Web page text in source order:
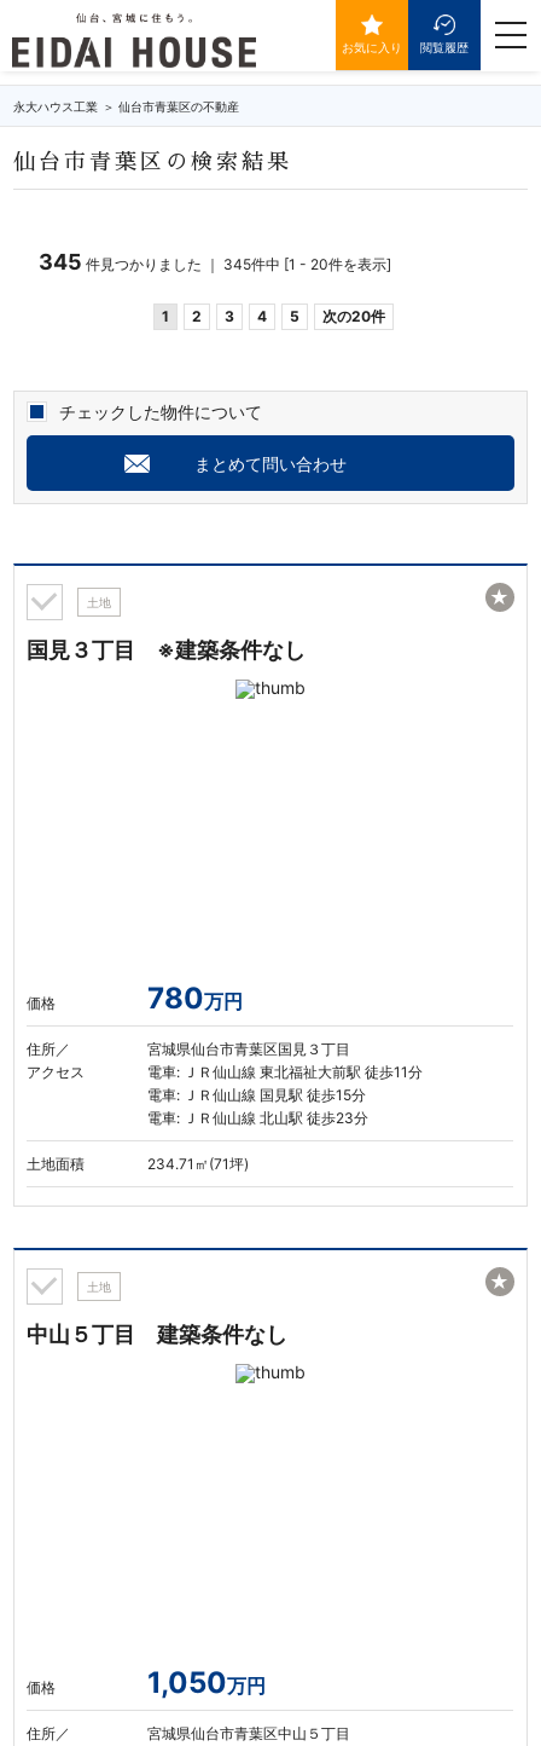
お気に入り 閲覧履歴
永大ハウス工業 仙台市青葉区の不動産
仙台市青葉区の検索結果
345 件見つかりました ｜ 345件中 [1 - 20件を表示]
1 2 3 4 5 次の20件
チェックした物件について
まとめて問い合わせ
土地
国見３丁目 ※建築条件なし
価格 780万円
住所／
アクセス
宮城県仙台市青葉区国見３丁目
電車: ＪＲ仙山線 東北福祉大前駅 徒歩11分
電車: ＪＲ仙山線 国見駅 徒歩15分
電車: ＪＲ仙山線 北山駅 徒歩23分
土地面積 234.71㎡(71坪)
★
土地
中山５丁目 建築条件なし
価格 1,050万円
住所／
宮城県仙台市青葉区中山５丁目
★